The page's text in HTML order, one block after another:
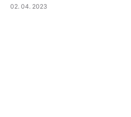
02. 04. 2023